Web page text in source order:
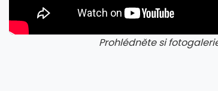
Prohlédněte si